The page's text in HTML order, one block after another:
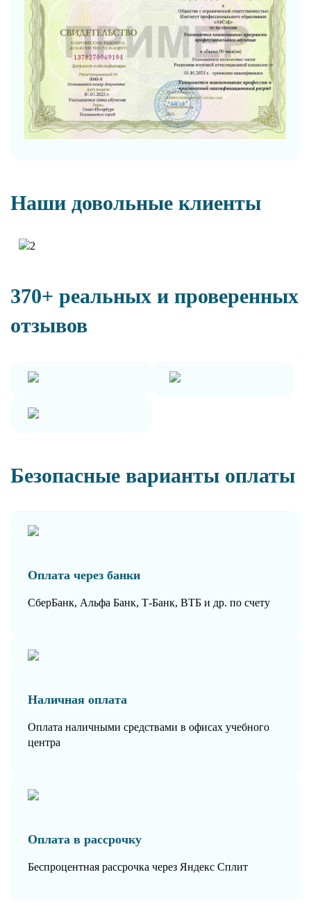
Наши довольные клиенты
370+ реальных и проверенных
отзывов
Безопасные варианты оплаты
Оплата через банки
СберБанк, Альфа Банк, Т-Банк, ВТБ и др. по счету
Наличная оплата
Оплата наличными средствами в офисах учебного
центра
Оплата в рассрочку
Беспроцентная рассрочка через Яндекс Сплит